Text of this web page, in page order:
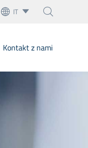
 IT  
Kontakt z nami